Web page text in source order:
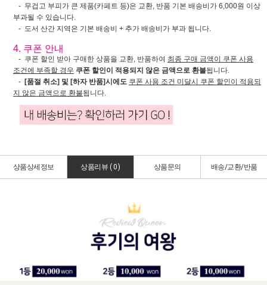
- 무겁고 부피가 큰 제품(카페트 등)은 교환, 반품 기본 배송비가 6,000원 이상
부과될 수 있습니다.
- 도서 산간 지역은 기본 배송비 + 추가 배송비가 부과 됩니다.
4. 쿠폰 안내
- 쿠폰 할인 받아 구매한 상품을 교환, 반품하여 최종 구매 금액이 쿠폰 사용
조건에 부족할 경우 쿠폰 할인이 적용되지 않은 금액으로 환불됩니다.
- [품절 취소] 및 [하자 반품]시에도 쿠폰 사용 조건 미달시 쿠폰 할인이 적용되
지 않은 금액으로 환불됩니다.
상품상세정보 상품리뷰 ( 0) 상품문의 배송/교환/반품